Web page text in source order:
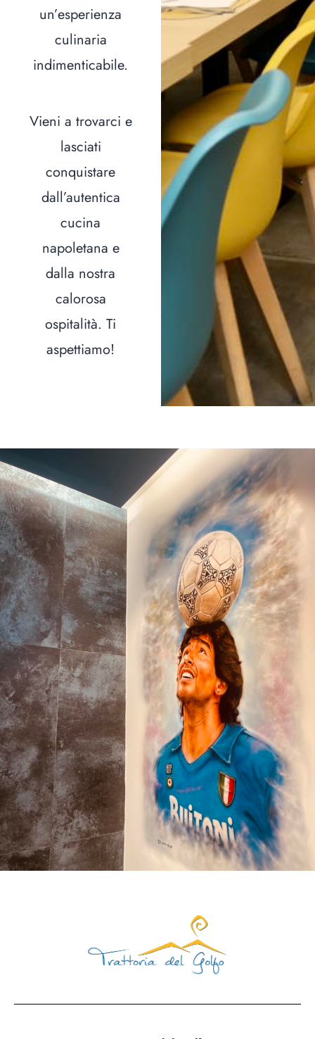
un’esperienza
culinaria
indimenticabile.
Vieni a trovarci e
lasciati
conquistare
dall’autentica
cucina
napoletana e
dalla nostra
calorosa
ospitalità. Ti
aspettiamo!